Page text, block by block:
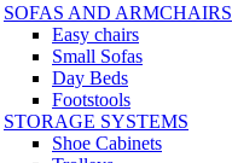
SOFAS AND ARMCHAIRS
Easy chairs
Small Sofas
Day Beds
Footstools
STORAGE SYSTEMS
Shoe Cabinets